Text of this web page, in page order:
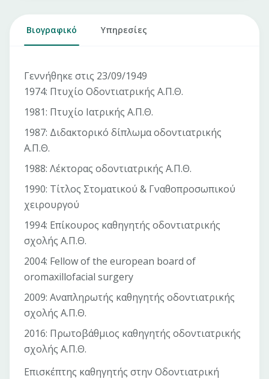
Βιογραφικό Υπηρεσίες
Γεννήθηκε στις 23/09/1949
1974: Πτυχίο Οδοντιατρικής Α.Π.Θ.
1981: Πτυχίο Ιατρικής Α.Π.Θ.
1987: Διδακτορικό δίπλωμα οδοντιατρικής
Α.Π.Θ.
1988: Λέκτορας οδοντιατρικής Α.Π.Θ.
1990: Τίτλος Στοματικού & Γναθοπροσωπικού
χειρουργού
1994: Επίκουρος καθηγητής οδοντιατρικής
σχολής Α.Π.Θ.
2004: Fellow of the european board of
oromaxillofacial surgery
2009: Αναπληρωτής καθηγητής οδοντιατρικής
σχολής Α.Π.Θ.
2016: Πρωτοβάθμιος καθηγητής οδοντιατρικής
σχολής Α.Π.Θ.
Επισκέπτης καθηγητής στην Οδοντιατρική